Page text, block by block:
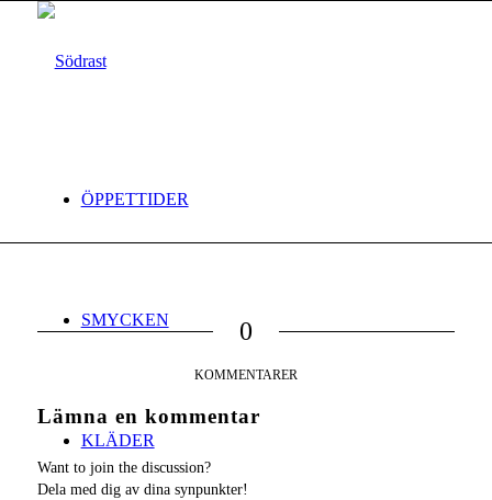
ÖPPETTIDER
SMYCKEN
KLÄDER
0
KOMMENTARER
Lämna en kommentar
Want to join the discussion?
Dela med dig av dina synpunkter!